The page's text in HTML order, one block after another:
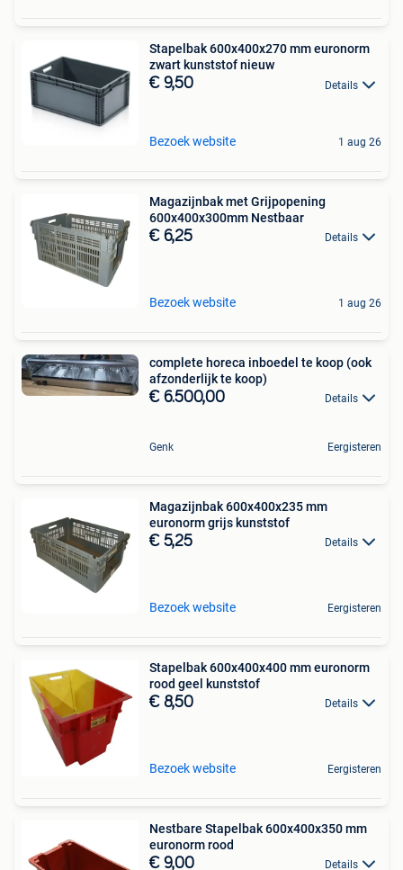
Stapelbak 600x400x270 mm euronorm
zwart kunststof nieuw
€ 9,50 Details
Bezoek website 1 aug 26
Magazijnbak met Grijpopening
600x400x300mm Nestbaar
€ 6,25 Details
Bezoek website 1 aug 26
complete horeca inboedel te koop (ook
afzonderlijk te koop)
€ 6.500,00 Details
Genk Eergisteren
Magazijnbak 600x400x235 mm
euronorm grijs kunststof
€ 5,25 Details
Bezoek website Eergisteren
Stapelbak 600x400x400 mm euronorm
rood geel kunststof
€ 8,50 Details
Bezoek website Eergisteren
Nestbare Stapelbak 600x400x350 mm
euronorm rood
€ 9,00 Details